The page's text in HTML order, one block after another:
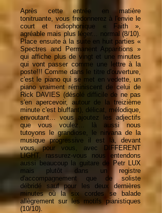
Après cette entrée en matière
tonitruante, vous fredonnerez à l'envie le
court et radiophonique « Faith »,
agréable mais plus léger... normal (8/10).
Place ensuite à la suite en huit parties «
Spectres and Permanent Apparitions »
qui affiche plus de vingt et une minutes
qui vont passer comme une lettre à la
poste!!! Comme dans le titre d'ouverture,
c'est le piano qui se met en vedette, un
piano vraiment réminiscent de celui de
Rick DAVIES (désolé difficile de ne pas
s'en apercevoir, autour de la treizième
minute c'est bluffant), délicat, mélodique,
envoutant… vous ajoutez les adjectifs
que vous voulez... là aussi nous
tutoyons le grandiose, le nirvana de la
musique progressive il est là, devant
vous, pour vous, avec DIFFERENT
LIGHT, rassurez-vous nous entendons
aussi beaucoup la guitare de Petr LUX
mais plutôt dans un registre
d'accompagnement que de soliste
débridé sauf pour les deux dernières
minutes où la six cordes se balade
allègrement sur les motifs pianistiques
(10/10).